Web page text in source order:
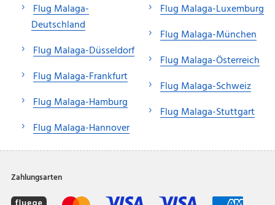
Flug Malaga-
Deutschland
Flug Malaga-Düsseldorf
Flug Malaga-Frankfurt
Flug Malaga-Hamburg
Flug Malaga-Hannover
Flug Malaga-Luxemburg
Flug Malaga-München
Flug Malaga-Österreich
Flug Malaga-Schweiz
Flug Malaga-Stuttgart